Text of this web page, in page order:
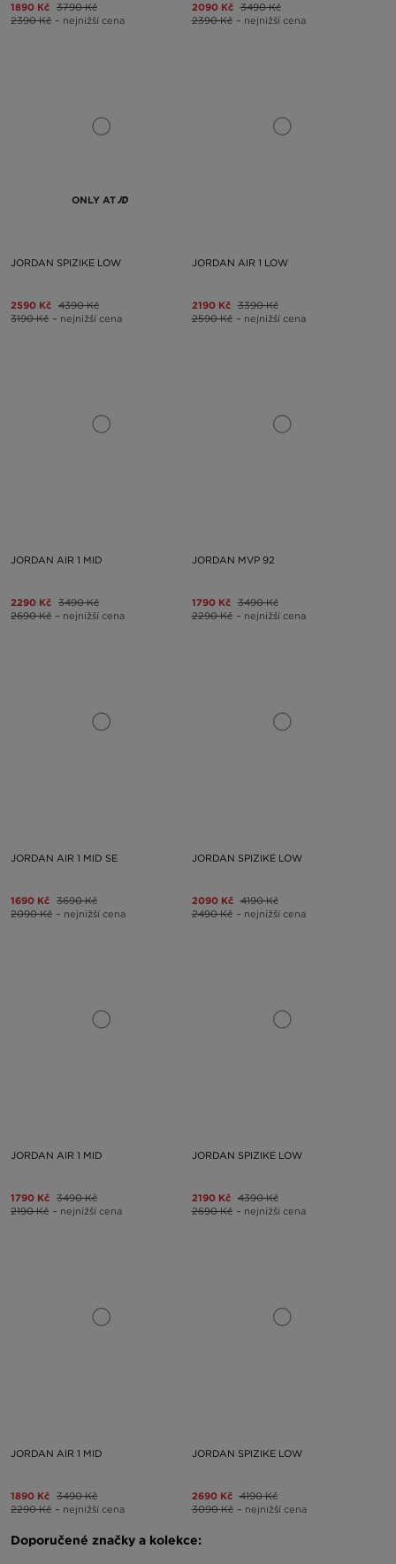
1890 Kč 3790 Kč
2390 Kč – nejnižší cena
2090 Kč 3490 Kč
2390 Kč – nejnižší cena
ONLY AT
JORDAN SPIZIKE LOW
2590 Kč 4390 Kč
3190 Kč – nejnižší cena
JORDAN AIR 1 LOW
2190 Kč 3390 Kč
2590 Kč – nejnižší cena
JORDAN AIR 1 MID
2290 Kč 3490 Kč
2690 Kč – nejnižší cena
JORDAN MVP 92
1790 Kč 3490 Kč
2290 Kč – nejnižší cena
JORDAN AIR 1 MID SE
1690 Kč 3690 Kč
2090 Kč – nejnižší cena
JORDAN SPIZIKE LOW
2090 Kč 4190 Kč
2490 Kč – nejnižší cena
JORDAN AIR 1 MID
1790 Kč 3490 Kč
2190 Kč – nejnižší cena
JORDAN SPIZIKE LOW
2190 Kč 4390 Kč
2690 Kč – nejnižší cena
JORDAN AIR 1 MID
1890 Kč 3490 Kč
2290 Kč – nejnižší cena
JORDAN SPIZIKE LOW
2690 Kč 4190 Kč
3090 Kč – nejnižší cena
Doporučené značky a kolekce: